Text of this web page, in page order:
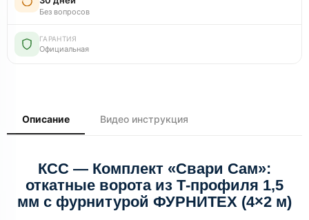
Без вопросов
ГАРАНТИЯ
Официальная
Описание Видео инструкция
КСС — Комплект «Свари Сам»:
откатные ворота из Т-профиля 1,5
мм с фурнитурой ФУРНИТЕХ (4×2 м)